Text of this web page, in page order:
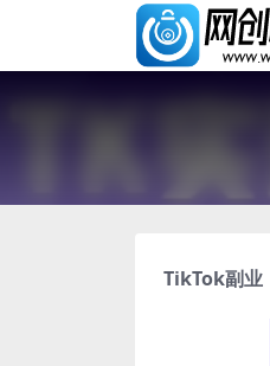
TikTok副业